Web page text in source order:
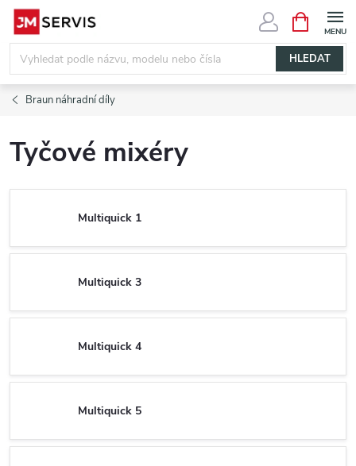
Přejít
obsah
HLEDAT
NÁKUPNÍ
KOŠÍK
Braun náhradní díly
Tyčové mixéry
Multiquick 1
Multiquick 3
Multiquick 4
Multiquick 5